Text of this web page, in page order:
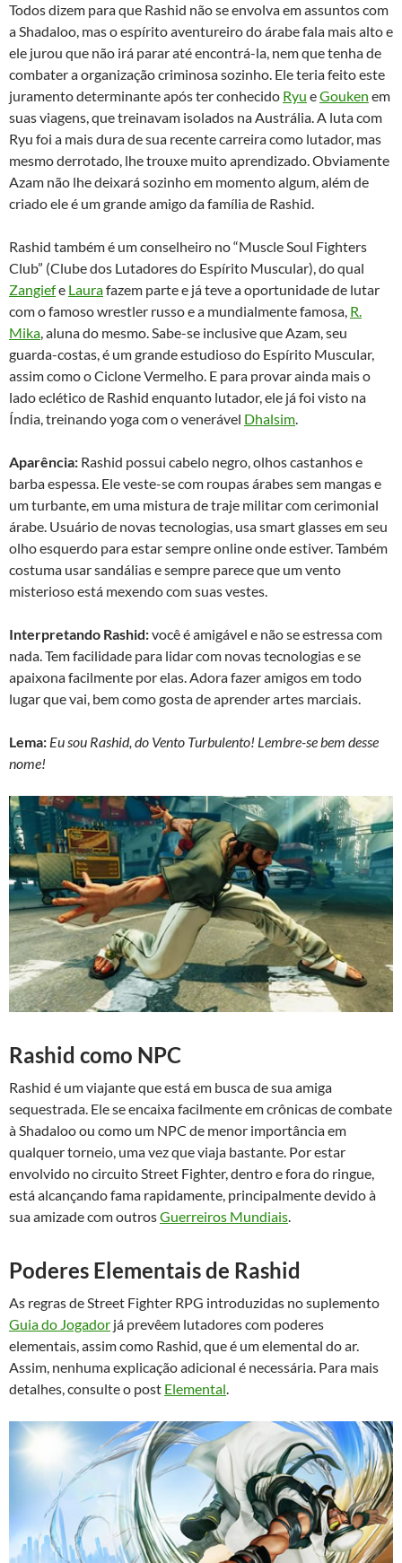
Todos dizem para que Rashid não se envolva em assuntos com
a Shadaloo, mas o espírito aventureiro do árabe fala mais alto e
ele jurou que não irá parar até encontrá-la, nem que tenha de
combater a organização criminosa sozinho. Ele teria feito este
juramento determinante após ter conhecido Ryu eGouken em
suas viagens, que treinavam isolados na Austrália. A luta com
Ryu foi a mais dura de sua recente carreira como lutador, mas
mesmo derrotado, lhe trouxe muito aprendizado. Obviamente
Azam não lhe deixará sozinho em momento algum, além de
criado ele é um grande amigo da família de Rashid.
Rashid também é um conselheiro no “Muscle Soul Fighters
Club” (Clube dos Lutadores do Espírito Muscular), do qual
Zangiefe Laurafazem parte e já teve a oportunidade de lutar
com o famoso wrestler russo e a mundialmente famosa, R.
Mika, aluna do mesmo. Sabe-se inclusive que Azam, seu
guarda-costas, é um grande estudioso do Espírito Muscular,
assim como o Ciclone Vermelho. E para provar ainda mais o
lado eclético de Rashid enquanto lutador, ele já foi visto na
Índia, treinando yoga com o venerável Dhalsim.
Aparência: Rashid possui cabelo negro, olhos castanhos e
barba espessa. Ele veste-se com roupas árabes sem mangas e
um turbante, em uma mistura de traje militar com cerimonial
árabe. Usuário de novas tecnologias, usa smart glasses em seu
olho esquerdo para estar sempre online onde estiver. Também
costuma usar sandálias e sempre parece que um vento
misterioso está mexendo com suas vestes.
Interpretando Rashid:você é amigável e não se estressa com
nada. Tem facilidade para lidar com novas tecnologias e se
apaixona facilmente por elas. Adora fazer amigos em todo
lugar que vai, bem como gosta de aprender artes marciais.
Lema: Eu sou Rashid, do Vento Turbulento! Lembre-se bem desse
nome!
Rashid como NPC
Rashid é um viajante que está em busca de sua amiga
sequestrada. Ele se encaixa facilmente em crônicas de combate
à Shadaloo ou como um NPC de menor importância em
qualquer torneio, uma vez que viaja bastante. Por estar
envolvido no circuito Street Fighter, dentro e fora do ringue,
está alcançando fama rapidamente, principalmente devido à
sua amizade com outrosGuerreiros Mundiais
Poderes Elementais de Rashid
As regras de Street Fighter RPG introduzidas no suplemento
Guia do Jogador já prevêem lutadores com poderes
elementais, assim como Rashid, que é um elemental do ar.
Assim, nenhuma explicação adicional é necessária. Para mais
detalhes, consulte o post Elemental